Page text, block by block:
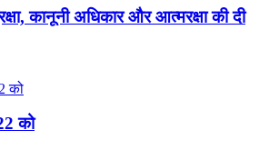
कानूनी अधिकार और आत्मरक्षा की दी
को